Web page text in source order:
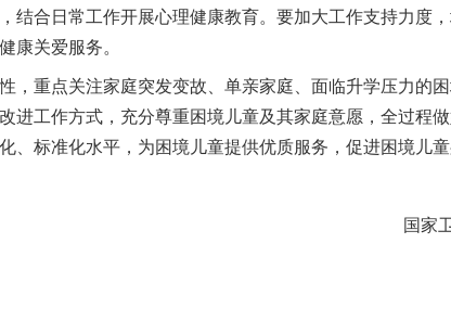
结合日常工作开展心理健康教育。要加大工作支持力度
康关爱服务。
重点关注家庭突发变故、单亲家庭、面临升学压力的
进工作方式，充分尊重困境儿童及其家庭意愿，全过程
、标准化水平，为困境儿童提供优质服务，促进困境儿童
国家
一纸欠条伤亲情 巡回调解促和解.. 行业
让